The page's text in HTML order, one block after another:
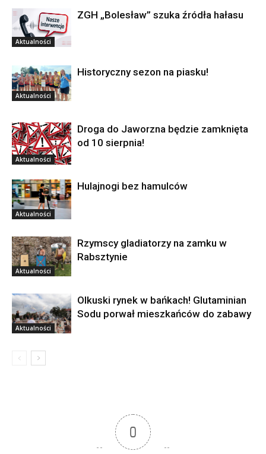
Aktualności
ZGH „Bolesław” szuka źródła hałasu
Aktualności
Historyczny sezon na piasku!
Aktualności
Droga do Jaworzna będzie zamknięta
od 10 sierpnia!
Aktualności
Hulajnogi bez hamulców
Aktualności
Rzymscy gladiatorzy na zamku w
Rabsztynie
Aktualności
Olkuski rynek w bańkach! Glutaminian
Sodu porwał mieszkańców do zabawy
0